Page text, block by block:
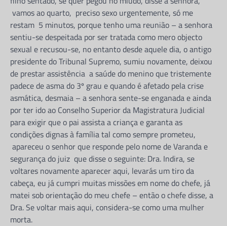
vamos ao quarto, preciso sexo urgentemente, só me
restam 5 minutos, porque tenho uma reunião – a senhora
sentiu-se despeitada por ser tratada como mero objecto
sexual e recusou-se, no entanto desde aquele dia, o antigo
presidente do Tribunal Supremo, sumiu novamente, deixou
de prestar assistência a saúde do menino que tristemente
padece de asma do 3º grau e quando é afetado pela crise
asmática, desmaia – a senhora sente-se enganada e ainda
por ter ido ao Conselho Superior da Magistratura Judicial
para exigir que o pai assista a criança e garanta as
condições dignas à família tal como sempre prometeu,
apareceu o senhor que responde pelo nome de Varanda e
segurança do juiz que disse o seguinte: Dra. Indira, se
voltares novamente aparecer aqui, levarás um tiro da
cabeça, eu já cumpri muitas missões em nome do chefe, já
matei sob orientação do meu chefe – então o chefe disse, a
Dra. Se voltar mais aqui, considera-se como uma mulher
morta.